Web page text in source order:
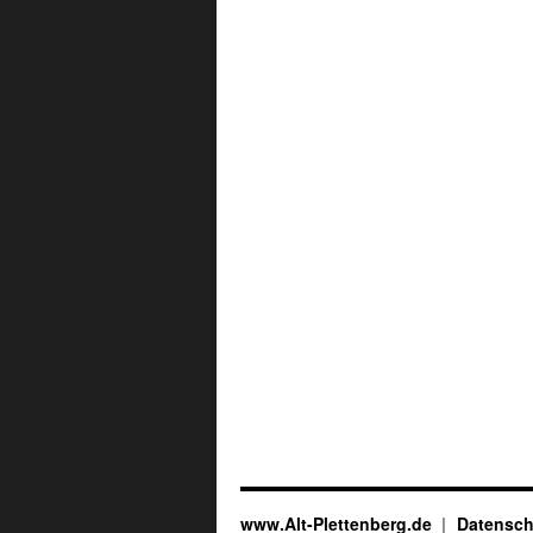
www.Alt-Plettenberg.de